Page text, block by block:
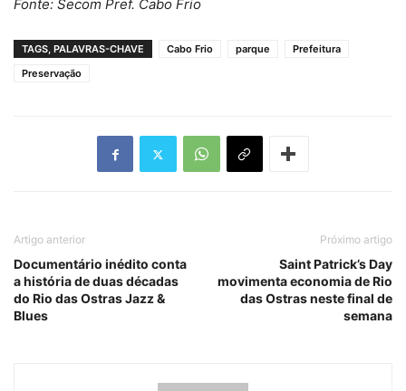
Fonte: Secom Pref. Cabo Frio
TAGS, PALAVRAS-CHAVE Cabo Frio parque
Prefeitura
Preservação
Artigo anterior
Documentário inédito conta
a história de duas décadas
do Rio das Ostras Jazz &
Blues
Próximo artigo
Saint Patrick’s Day
movimenta economia de Rio
das Ostras neste final de
semana